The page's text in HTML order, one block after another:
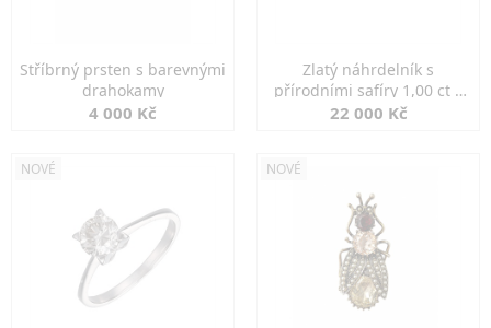
Stříbrný prsten s barevnými
drahokamy
4 000 Kč
Zlatý náhrdelník s
přírodními safíry 1,00 ct a
diamanty
22 000 Kč
NOVÉ NOVÉ